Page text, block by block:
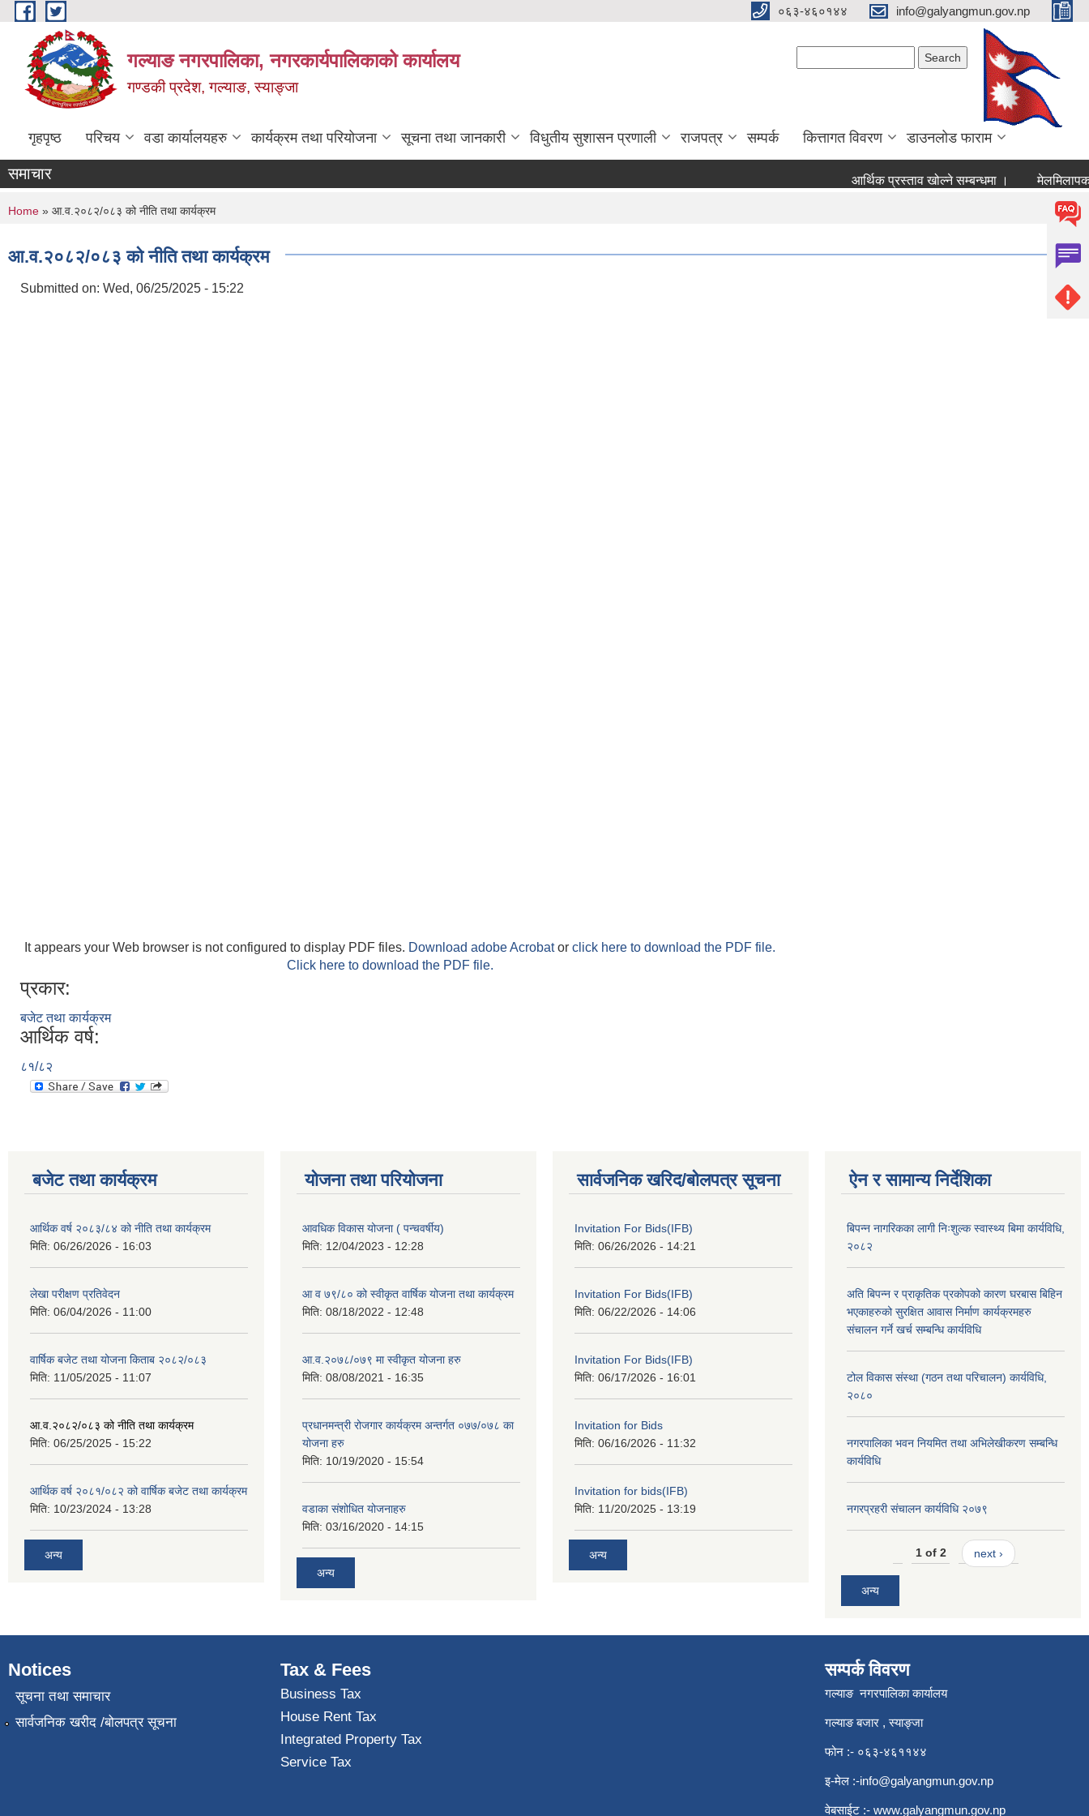
Skip to main content ०६३-४६०१४४ info@galyangmun.gov.np
गल्याङ नगरपालिका, नगरकार्यपालिकाको कार्यालय
गण्डकी प्रदेश, गल्याङ, स्याङ्जा
गृहपृष्ठ परिचय वडा कार्यालयहरु कार्यक्रम तथा परियोजना सूचना तथा जानकारी विधुतीय सुशासन प्रणाली राजपत्र सम्पर्क कित्तागत विवरण डाउनलोड फाराम
समाचार आर्थिक प्रस्ताव खोल्ने सम्बन्धमा ।
You are here
Home » आ.व.२०८२/०८३ को नीति तथा कार्यक्रम
आ.व.२०८२/०८३ को नीति तथा कार्यक्रम
Submitted on: Wed, 06/25/2025 - 15:22
It appears your Web browser is not configured to display PDF files. Download adobe Acrobator click here to download the PDF file.
Click here to download the PDF file.
प्रकार:
बजेट तथा कार्यक्रम
आर्थिक वर्ष:
८१/८२
बजेट तथा कार्यक्रम
आर्थिक वर्ष २०८३/८४ को नीति तथा कार्यक्रम
मिति: 06/26/2026 - 16:03
लेखा परीक्षण प्रतिवेदन
मिति: 06/04/2026 - 11:00
वार्षिक बजेट तथा योजना किताब २०८२/०८३
मिति: 11/05/2025 - 11:07
आ.व.२०८२/०८३ को नीति तथा कार्यक्रम
मिति: 06/25/2025 - 15:22
आर्थिक वर्ष २०८१/०८२ को वार्षिक बजेट तथा कार्यक्रम
मिति: 10/23/2024 - 13:28
अन्य
योजना तथा परियोजना
आवधिक विकास योजना ( पन्चवर्षीय)
मिति: 12/04/2023 - 12:28
आ व ७९/८० को स्वीकृत वार्षिक योजना तथा कार्यक्रम
मिति: 08/18/2022 - 12:48
आ.व.२०७८/०७९ मा स्वीकृत योजना हरु
मिति: 08/08/2021 - 16:35
प्रधानमन्त्री रोजगार कार्यक्रम अन्तर्गत ०७७/०७८ का
योजना हरु
मिति: 10/19/2020 - 15:54
वडाका संशोधित योजनाहरु
मिति: 03/16/2020 - 14:15
अन्य
सार्वजनिक खरिद/बोलपत्र सूचना
Invitation For Bids(IFB)
मिति: 06/26/2026 - 14:21
Invitation For Bids(IFB)
मिति: 06/22/2026 - 14:06
Invitation For Bids(IFB)
मिति: 06/17/2026 - 16:01
Invitation for Bids
मिति: 06/16/2026 - 11:32
Invitation for bids(IFB)
मिति: 11/20/2025 - 13:19
अन्य
ऐन र सामान्य निर्देशिका
बिपन्न नागरिकका लागी निःशुल्क स्वास्थ्य बिमा कार्यविधि,
२०८२
अति बिपन्न र प्राकृतिक प्रकोपको कारण घरबास बिहिन
भएकाहरुको सुरक्षित आवास निर्माण कार्यक्रमहरु
संचालन गर्ने खर्च सम्बन्धि कार्यविधि
टोल विकास संस्था (गठन तथा परिचालन) कार्यविधि,
२०८०
नगरपालिका भवन नियमित तथा अभिलेखीकरण सम्बन्धि
कार्यविधि
नगरप्रहरी संचालन कार्यविधि २०७९
1 of 2 next ›
अन्य
Notices
सूचना तथा समाचार
सार्वजनिक खरीद /बोलपत्र सूचना
Tax & Fees
Business Tax
House Rent Tax
Integrated Property Tax
Service Tax
सम्पर्क विवरण
गल्याङ नगरपालिका कार्यालय
गल्याङ बजार , स्याङ्जा
फोन :- ०६३-४६११४४
इ-मेल :-info@galyangmun.gov.np
वेबसाईट :- www.galyangmun.gov.np